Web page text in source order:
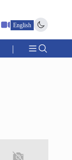
English
|